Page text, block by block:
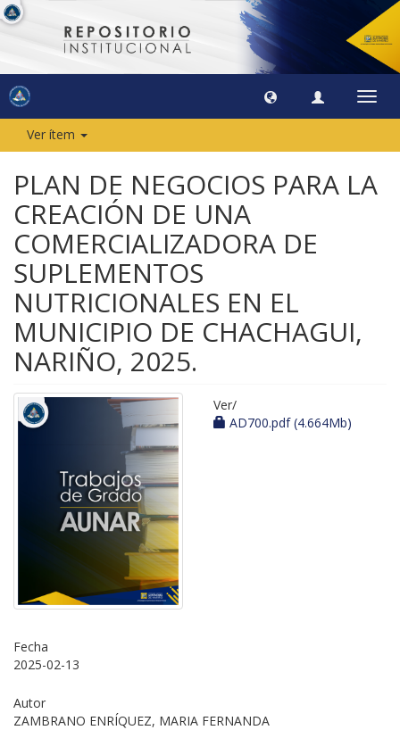
Ver ítem
PLAN DE NEGOCIOS PARA LA
CREACIÓN DE UNA
COMERCIALIZADORA DE
SUPLEMENTOS
NUTRICIONALES EN EL
MUNICIPIO DE CHACHAGUI,
NARIÑO, 2025.
Ver/
AD700.pdf (4.664Mb)
Fecha
2025-02-13
Autor
ZAMBRANO ENRÍQUEZ, MARIA FERNANDA